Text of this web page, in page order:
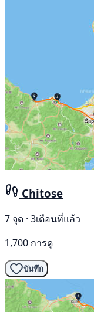
Chitose
7 จุด · 3เดือนที่แล้ว
1,700 การดู
บันทึก